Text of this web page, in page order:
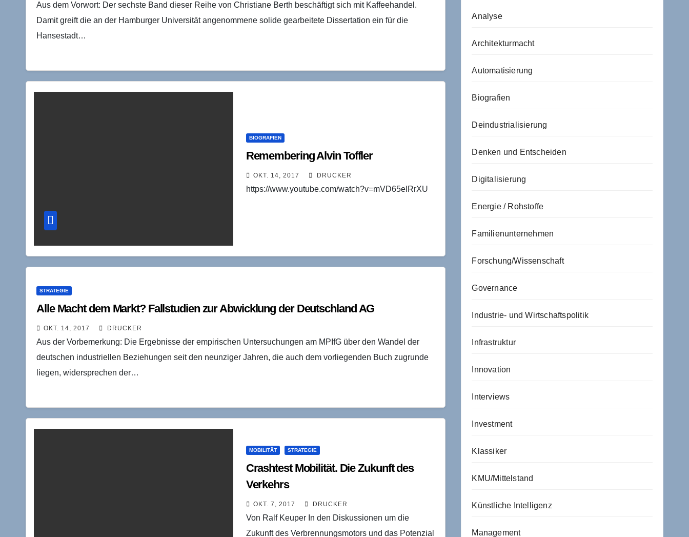
Aus dem Vorwort: Der sechste Band dieser Reihe von Christiane Berth beschäftigt sich mit Kaffeehandel.
Damit greift die an der Hamburger Universität angenommene solide gearbeitete Dissertation ein für die
Hansestadt…
BIOGRAFIEN
Remembering Alvin Toffler
OKT. 14, 2017 DRUCKER
https://www.youtube.com/watch?v=mVD65elRrXU
STRATEGIE
Alle Macht dem Markt? Fallstudien zur Abwicklung der Deutschland AG
OKT. 14, 2017 DRUCKER
Aus der Vorbemerkung: Die Ergebnisse der empirischen Untersuchungen am MPIfG über den Wandel der
deutschen industriellen Beziehungen seit den neunziger Jahren, die auch dem vorliegenden Buch zugrunde
liegen, widersprechen der…
MOBILITÄT STRATEGIE
Crashtest Mobilität. Die Zukunft des
Verkehrs
OKT. 7, 2017 DRUCKER
Von Ralf Keuper In den Diskussionen um die
Zukunft des Verbrennungsmotors und das Potenzial
Analyse
Architekturmacht
Automatisierung
Biografien
Deindustrialisierung
Denken und Entscheiden
Digitalisierung
Energie / Rohstoffe
Familienunternehmen
Forschung/Wissenschaft
Governance
Industrie- und Wirtschaftspolitik
Infrastruktur
Innovation
Interviews
Investment
Klassiker
KMU/Mittelstand
Künstliche Intelligenz
Management